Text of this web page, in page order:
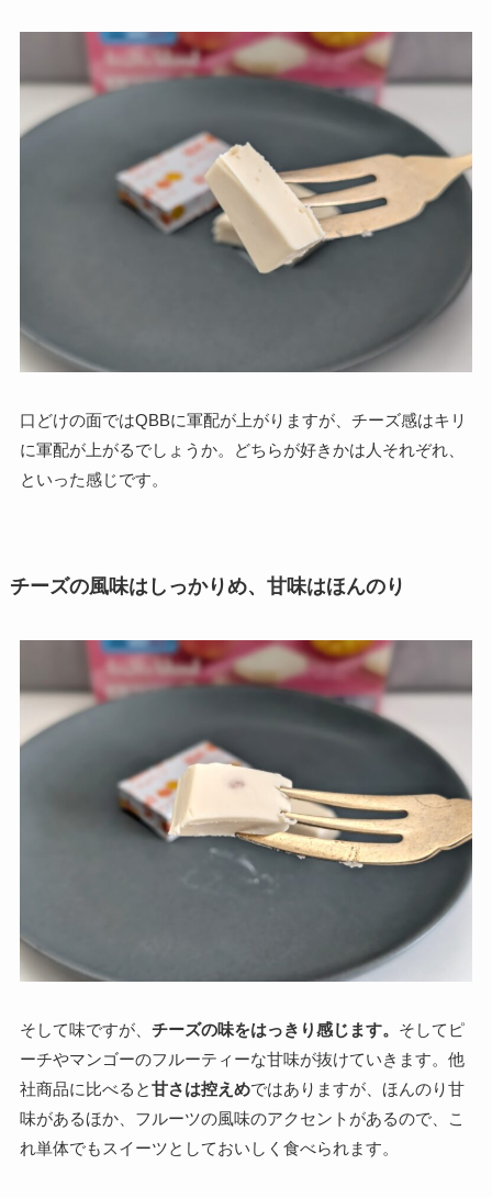
口どけの面ではQBBに軍配が上がりますが、チーズ感はキリ
に軍配が上がるでしょうか。どちらが好きかは人それぞれ、
といった感じです。
チーズの風味はしっかりめ、甘味はほんのり
そして味ですが、 チーズの味をはっきり感じます。 そしてピ
ーチやマンゴーのフルーティーな甘味が抜けていきます。他
社商品に比べると甘さは控えめではありますが、ほんのり甘
味があるほか、フルーツの風味のアクセントがあるので、こ
れ単体でもスイーツとしておいしく食べられます。